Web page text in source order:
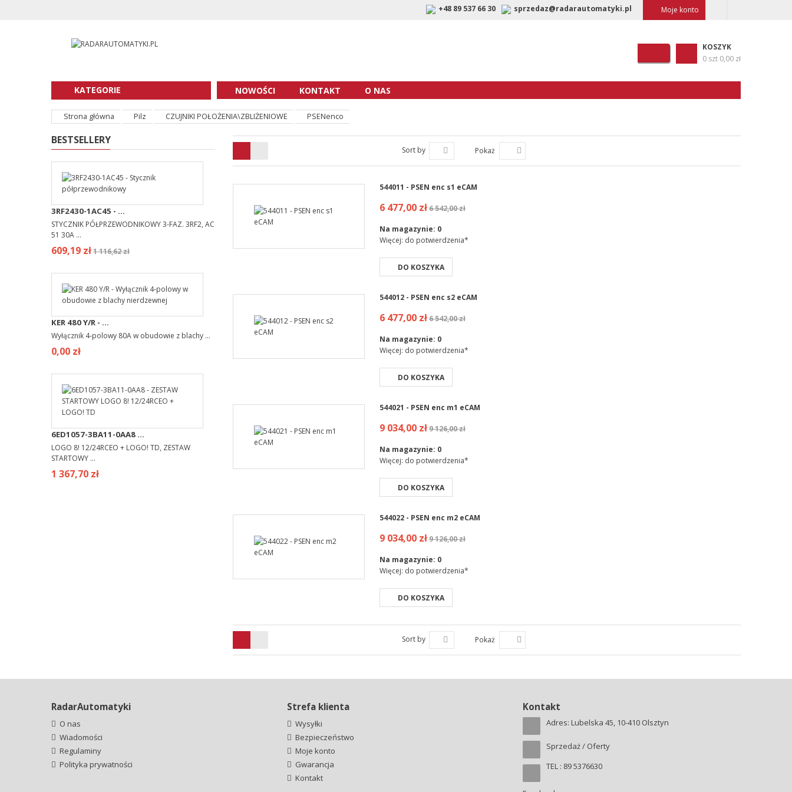
+48 89 537 66 30 sprzedaz@radarautomatyki.pl Moje konto
KOSZYK
0 szt 0,00 zł
KATEGORIE NOWOŚCI KONTAKT O NAS
Strona główna Pilz CZUJNIKI POŁOŻENIA\ZBLIŻENIOWE PSENenco
BESTSELLERY
3RF2430-1AC45 - ...
STYCZNIK PÓŁPRZEWODNIKOWY 3-FAZ. 3RF2, AC
51 30A ...
609,19 zł1 116,62 zł
KER 480 Y/R - ...
Wyłącznik 4-polowy 80A w obudowie z blachy ...
0,00 zł
6ED1057-3BA11-0AA8 ...
LOGO 8! 12/24RCEO + LOGO! TD, ZESTAW
STARTOWY ...
1 367,70 zł
Sort by Pokaż
544011 - PSEN enc s1 eCAM
6 477,00 zł6 542,00 zł
Na magazynie: 0
Więcej: do potwierdzenia*
DO KOSZYKA
544012 - PSEN enc s2 eCAM
6 477,00 zł6 542,00 zł
Na magazynie: 0
Więcej: do potwierdzenia*
DO KOSZYKA
544021 - PSEN enc m1 eCAM
9 034,00 zł9 126,00 zł
Na magazynie: 0
Więcej: do potwierdzenia*
DO KOSZYKA
544022 - PSEN enc m2 eCAM
9 034,00 zł9 126,00 zł
Na magazynie: 0
Więcej: do potwierdzenia*
DO KOSZYKA
Sort by Pokaż
RadarAutomatyki
O nas
Wiadomości
Regulaminy
Polityka prywatności
Strefa klienta
Wysyłki
Bezpieczeństwo
Moje konto
Gwarancja
Kontakt
Kontakt
Adres: Lubelska 45, 10-410 Olsztyn
Sprzedaż / Oferty
TEL : 89 5376630